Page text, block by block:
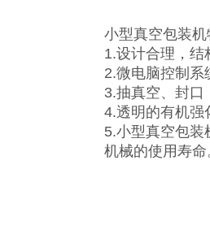
小型真空包装
1.设计合理，结
2.微电脑控制系
3.抽真空、封口
4.透明的有机强
5.小型真空包装
机械的使用寿命